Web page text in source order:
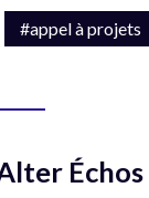
#appel à projets
Échos